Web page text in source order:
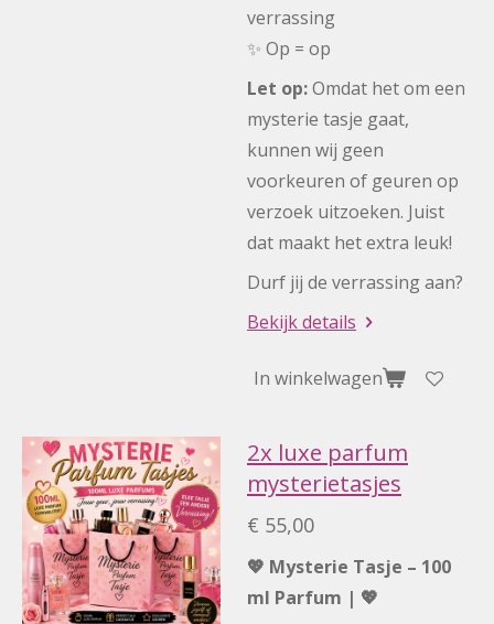
verrassing
✨ Op = op
Let op:Omdat het om een
mysterie tasje gaat,
kunnen wij geen
voorkeuren of geuren op
verzoek uitzoeken. Juist
dat maakt het extra leuk!
Durf jij de verrassing aan?
Bekijk details
In winkelwagen
2x luxe parfum
mysterietasjes
€ 55,00
💖 Mysterie Tasje – 100
ml Parfum | 💖